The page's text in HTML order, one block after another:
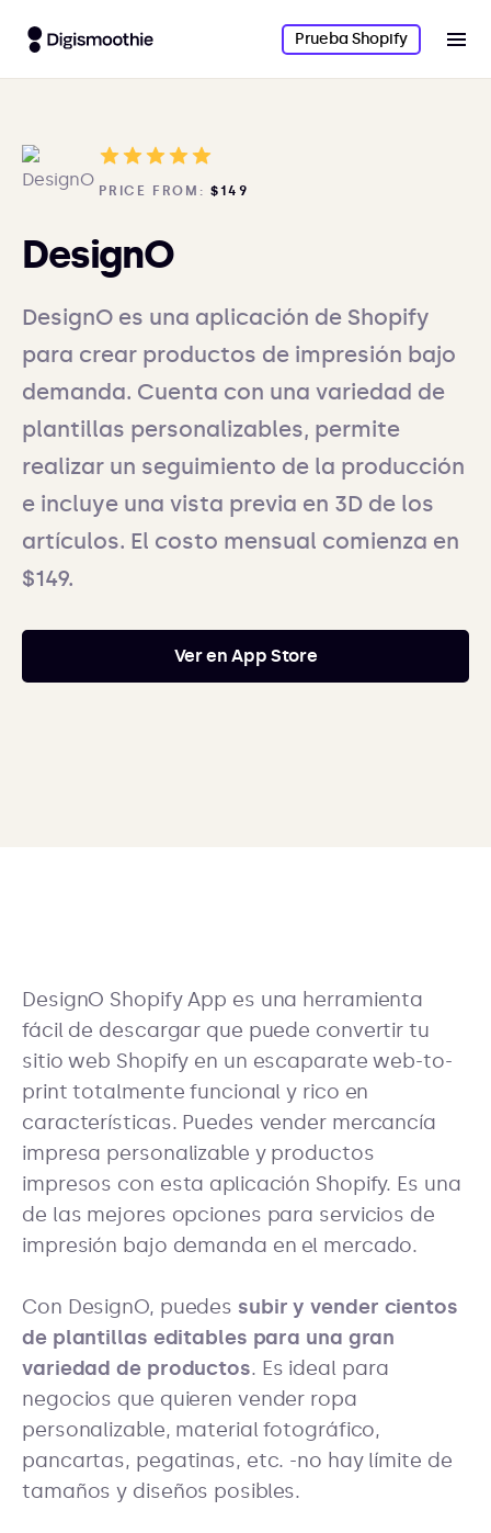
Prueba Shopify
PRICE FROM: $149
DesignO
DesignO es una aplicación de Shopify
para crear productos de impresión bajo
demanda. Cuenta con una variedad de
plantillas personalizables, permite
realizar un seguimiento de la producción
e incluye una vista previa en 3D de los
artículos. El costo mensual comienza en
$149.
Ver en App Store
DesignO Shopify App es una herramienta
fácil de descargar que puede convertir tu
sitio web Shopify en un escaparate web-to-
print totalmente funcional y rico en
características. Puedes vender mercancía
impresa personalizable y productos
impresos con esta aplicación Shopify. Es una
de las mejores opciones para servicios de
impresión bajo demanda en el mercado.
Con DesignO, puedes subir y vender cientos
de plantillas editables para una gran
variedad de productos. Es ideal para
negocios que quieren vender ropa
personalizable, material fotográfico,
pancartas, pegatinas, etc. -no hay límite de
tamaños y diseños posibles.